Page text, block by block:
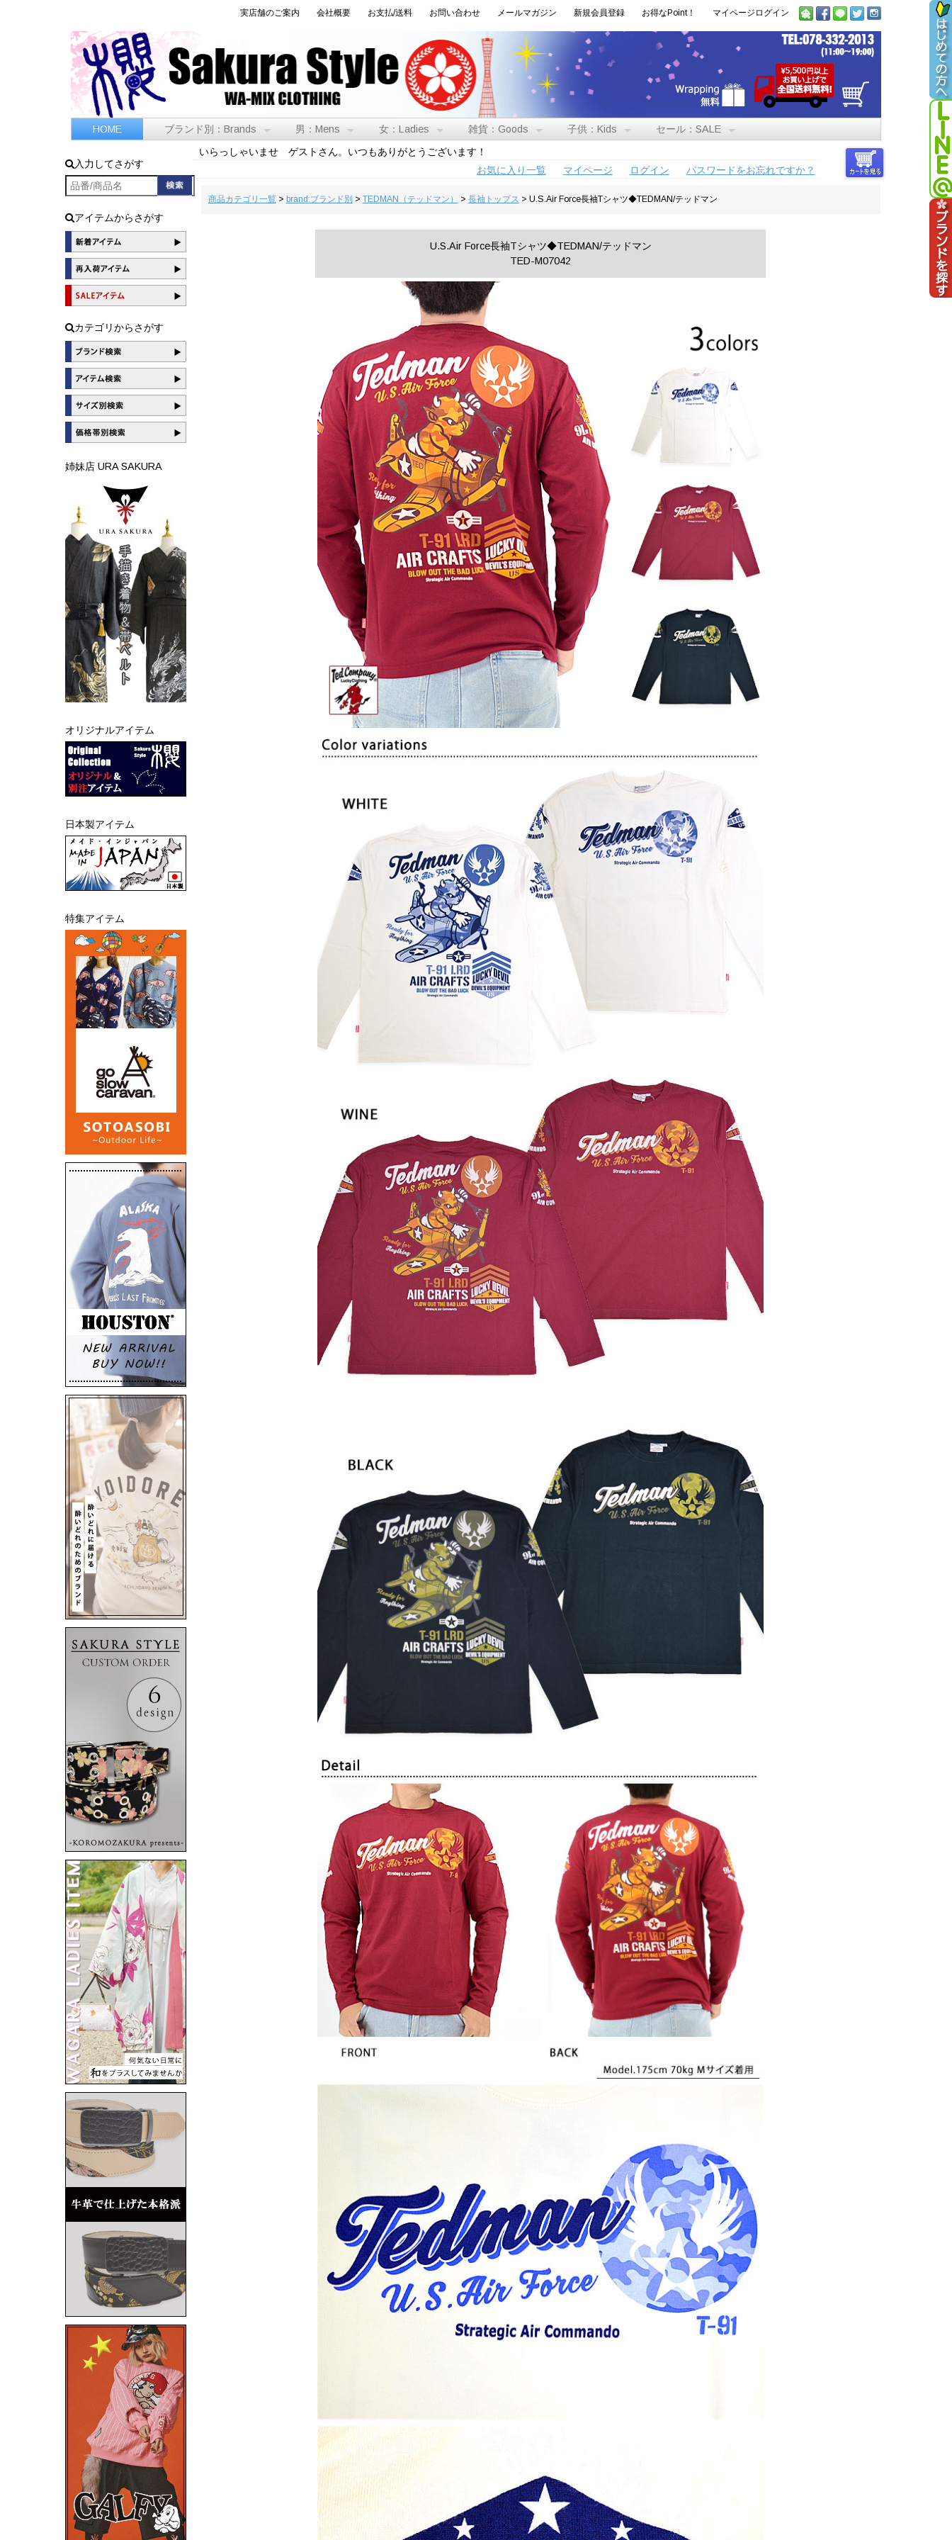
実店舗のご案内 会社概要 お支払/送料 お問い合わせ メールマガジン 新規会員登録 お得なPoint！ マイページログイン
HOME ブランド別：Brands 男：Mens 女：Ladies 雑貨：Goods 子供：Kids セール：SALE
入力してさがす
アイテムからさがす
カテゴリからさがす
姉妹店 URA SAKURA
オリジナルアイテム
日本製アイテム
特集アイテム
いらっしゃいませ ゲストさん。いつもありがとうございます！
お気に入り一覧
マイページ ログイン パスワードをお忘れですか？
商品カテゴリ一覧> brand:ブランド別 > TEDMAN（テッドマン） > 長袖トップス > U.S.Air Force長袖Tシャツ◆TEDMAN/テッドマン
U.S.Air Force長袖Tシャツ◆TEDMAN/テッドマン
TED-M07042